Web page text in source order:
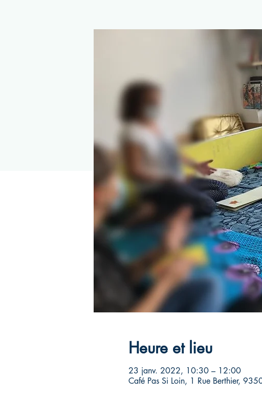
Heure et lieu
23 janv. 2022, 10:30 – 12:00
Café Pas Si Loin, 1 Rue Berthier,